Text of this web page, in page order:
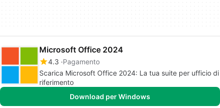
Microsoft Office 2024
4.3 Pagamento
Scarica Microsoft Office 2024: La tua suite per ufficio di
riferimento
Download per Windows